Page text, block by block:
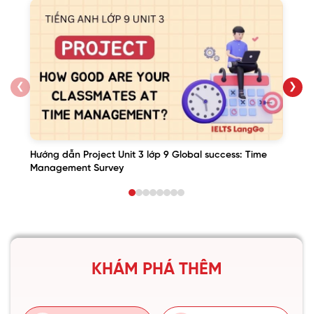
❮
Hướng dẫn Project Unit 3 lớp 9 Global success: Time
Management Survey
❯
KHÁM PHÁ THÊM